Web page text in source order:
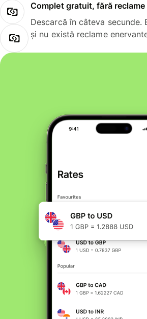
Complet gratuit, fără reclame
Descarcă în câteva
și nu există reclame